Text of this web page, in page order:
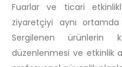
Fuarlar ve ticari
ziyaretçiyi aynı ortamda
Sergilenen ürünlerin
düzenlenmesi ve etkinlik